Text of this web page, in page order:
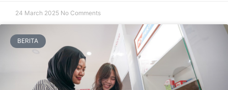
24 March 2025 No Comments
BERITA